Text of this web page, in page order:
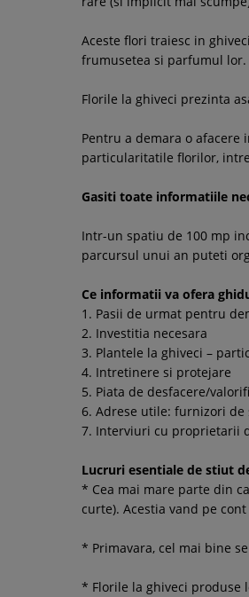
Aceste flori traiesc in
frumusetea si parfumul
Florile la ghiveci prezinta
Pentru a demara o
particularitatile florilor,
Gasiti toate informatiile
Intr-un spatiu de 100 mp
parcursul unui an puteti
Ce informatii va ofera
1. Pasii de urmat pentru
2. Investitia necesara
3. Plantele la ghiveci –
4. Intretinere si protejare
5. Piata de desfacere/
6. Adrese utile: furnizori de
7. Interviuri cu proprietarii
Lucruri esentiale de stiut
* Cea mai mare parte din
curte). Acestia vand pe
* Primavara, cel mai bine
* Florile la ghiveci produse